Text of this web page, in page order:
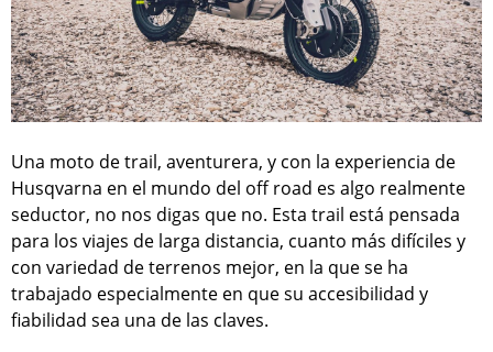
Una moto de trail, aventurera, y con la experiencia de
Husqvarna en el mundo del off road es algo realmente
seductor, no nos digas que no. Esta trail está pensada
para los viajes de larga distancia, cuanto más difíciles y
con variedad de terrenos mejor, en la que se ha
trabajado especialmente en que su accesibilidad y
fiabilidad sea una de las claves.